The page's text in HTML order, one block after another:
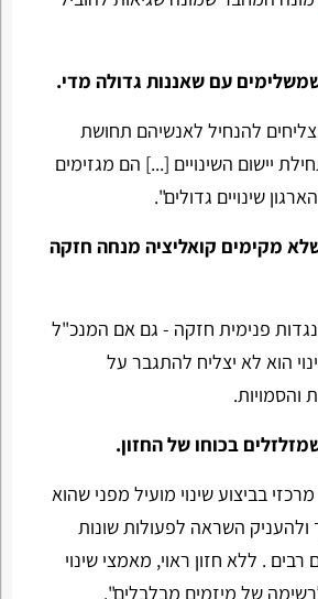
להנחיל לאנשיהם תחושת
יישום השינויים [...] הם מגזימים
שינויים גדולים".
מספר 2: כשלא מקימים קואליציה מנחה חזקה
פנימית חזקה - גם אם המנכ"ל
הוא לא יצליח להתגבר על
והסמויות.
בביצוע שינוי מועיל מפני שהוא
ולהעניק השראה לפעולות שונות
רבים . ללא חזון ראוי, מאמצי שינוי
של מיזמים מבלבלים".